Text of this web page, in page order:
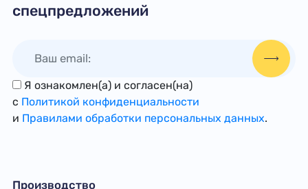
спецпредложений
Я ознакомлен(а) и согласен(на)
с Политикой конфиденциальности
и Правилами обработки персональных данных.
Производство